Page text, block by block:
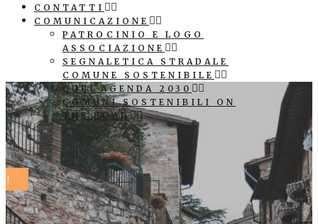
CONTATTI
COMUNICAZIONE
PATROCINIO E LOGO
ASSOCIAZIONE
SEGNALETICA STRADALE
COMUNE SOSTENIBILE
CUBI AGENDA 2030
COMUNI SOSTENIBILI ON
THE ROAD